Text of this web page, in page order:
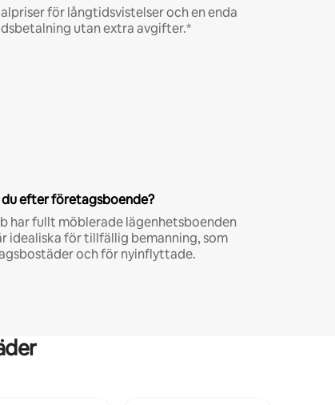
för långtidsvistelser och en enda
utan extra avgifter.*
efter företagsboende?
har fullt möblerade lägenhetsboenden
idealiska för tillfällig bemanning, som
och för nyinflyttade.